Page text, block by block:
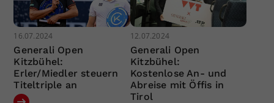
16.07.2024
Generali Open
Kitzbühel:
Erler/Miedler steuern
Titeltriple an
12.07.2024
Generali Open
Kitzbühel:
Kostenlose An- und
Abreise mit Öffis in
Tirol